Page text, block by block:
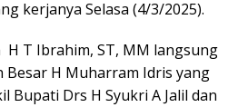
kerjanya Selasa (4/3/2025).
T Ibrahim, ST, MM langsung
Besar H Muharram Idris yang
Bupati Drs H Syukri A Jalil dan